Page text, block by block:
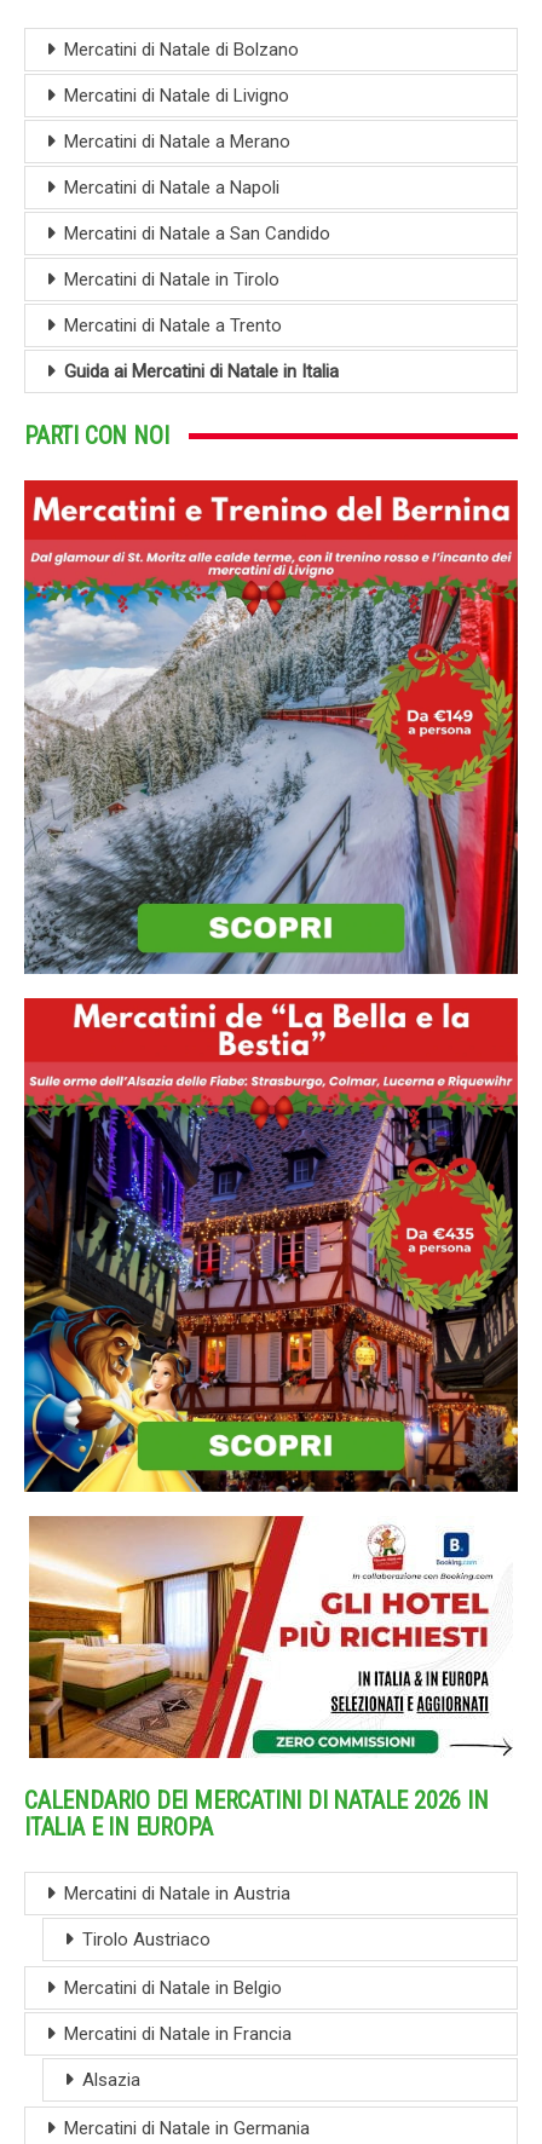
Mercatini di Natale di Bolzano
Mercatini di Natale di Livigno
Mercatini di Natale a Merano
Mercatini di Natale a Napoli
Mercatini di Natale a San Candido
Mercatini di Natale in Tirolo
Mercatini di Natale a Trento
Guida ai Mercatini di Natale in Italia
PARTI CON NOI
CALENDARIO DEI MERCATINI DI NATALE 2026 IN
ITALIA E IN EUROPA
Mercatini di Natale in Austria
Tirolo Austriaco
Mercatini di Natale in Belgio
Mercatini di Natale in Francia
Alsazia
Mercatini di Natale in Germania